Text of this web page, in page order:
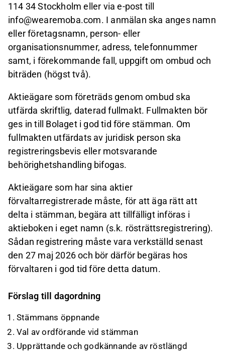
114 34 Stockholm eller via e-post till
info@wearemoba.com. I anmälan ska anges namn
eller företagsnamn, person- eller
organisationsnummer, adress, telefonnummer
samt, i förekommande fall, uppgift om ombud och
biträden (högst två).
Aktieägare som företräds genom ombud ska
utfärda skriftlig, daterad fullmakt. Fullmakten bör
ges in till Bolaget i god tid före stämman. Om
fullmakten utfärdats av juridisk person ska
registreringsbevis eller motsvarande
behörighetshandling bifogas.
Aktieägare som har sina aktier
förvaltarregistrerade måste, för att äga rätt att
delta i stämman, begära att tillfälligt införas i
aktieboken i eget namn (s.k. rösträttsregistrering).
Sådan registrering måste vara verkställd senast
den 27 maj 2026 och bör därför begäras hos
förvaltaren i god tid före detta datum.
Förslag till dagordning
Stämmans öppnande
Val av ordförande vid stämman
Upprättande och godkännande av röstlängd